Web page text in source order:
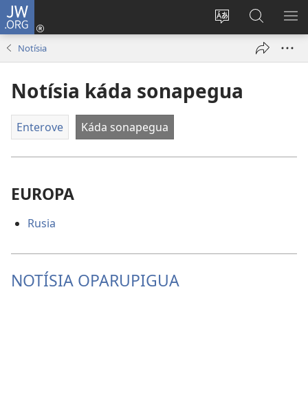
JW.ORG
Ekambia
idiómape
Emoñepyrũ
ne
nueva
ventana)
Eheka
JW.ORG
Notísia
Notísia káda sonapegua
Enterove Káda sonapegua
EUROPA
Rusia
NOTÍSIA OPARUPIGUA